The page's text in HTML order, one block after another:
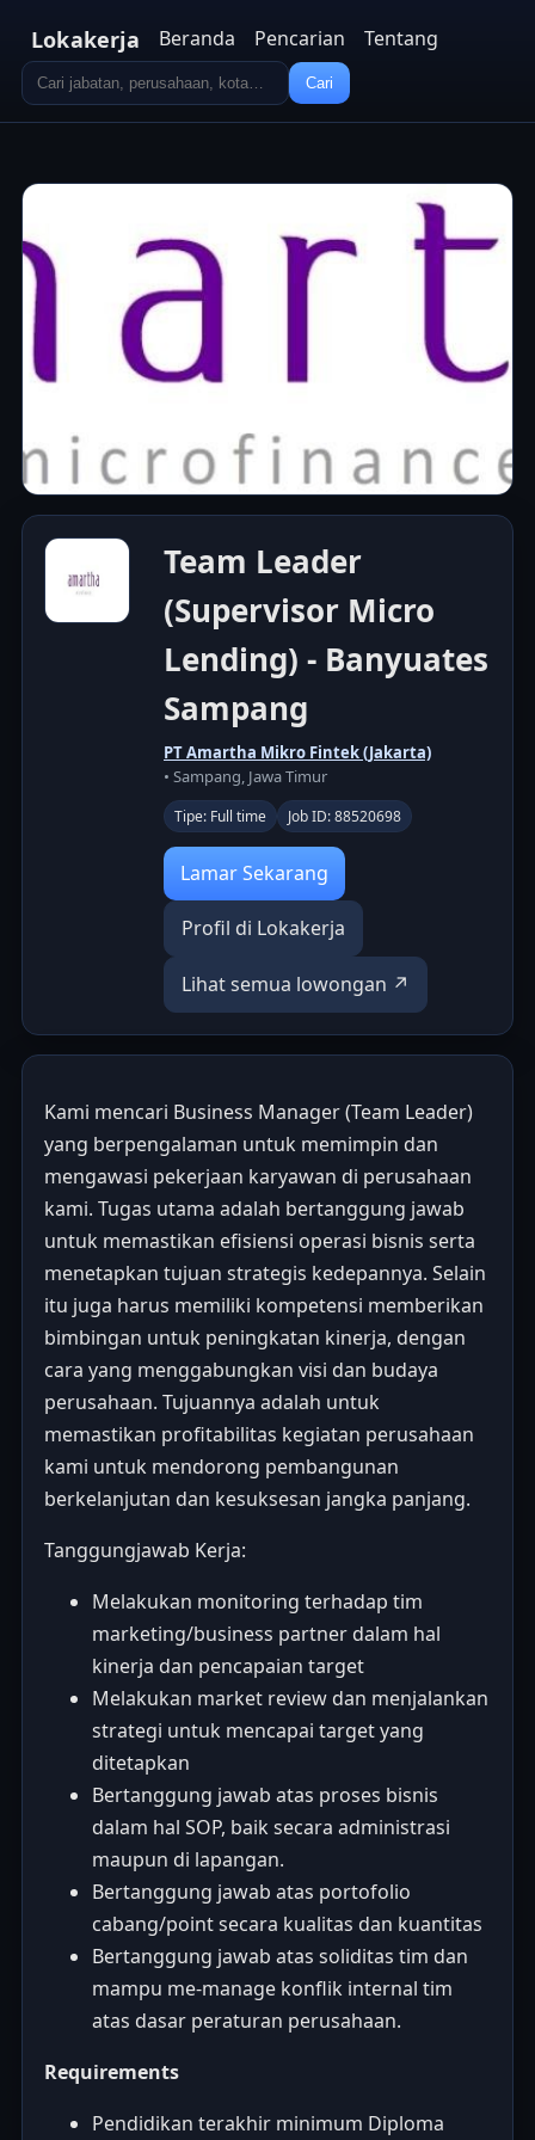
Lokakerja Beranda Pencarian Tentang
Cari
Team Leader
(Supervisor Micro
Lending) - Banyuates
Sampang
PT Amartha Mikro Fintek (Jakarta)
• Sampang, Jawa Timur
Tipe: Full time Job ID: 88520698
Lamar Sekarang
Profil di Lokakerja
Lihat semua lowongan ↗
Kami mencari Business Manager (Team Leader)
yang berpengalaman untuk memimpin dan
mengawasi pekerjaan karyawan di perusahaan
kami. Tugas utama adalah bertanggung jawab
untuk memastikan efisiensi operasi bisnis serta
menetapkan tujuan strategis kedepannya. Selain
itu juga harus memiliki kompetensi memberikan
bimbingan untuk peningkatan kinerja, dengan
cara yang menggabungkan visi dan budaya
perusahaan. Tujuannya adalah untuk
memastikan profitabilitas kegiatan perusahaan
kami untuk mendorong pembangunan
berkelanjutan dan kesuksesan jangka panjang.
Tanggungjawab Kerja:
Melakukan monitoring terhadap tim
marketing/business partner dalam hal
kinerja dan pencapaian target
Melakukan market review dan menjalankan
strategi untuk mencapai target yang
ditetapkan
Bertanggung jawab atas proses bisnis
dalam hal SOP, baik secara administrasi
maupun di lapangan.
Bertanggung jawab atas portofolio
cabang/point secara kualitas dan kuantitas
Bertanggung jawab atas soliditas tim dan
mampu me-manage konflik internal tim
atas dasar peraturan perusahaan.
Requirements
Pendidikan terakhir minimum Diploma